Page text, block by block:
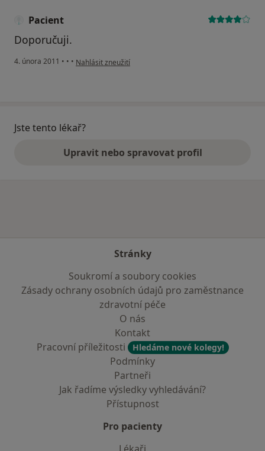
Pacient
Doporučuji.
4. února 2011 • • • podle názoru uživatele Pacient
Nahlásit zneužití
Jste tento lékař?
Upravit nebo spravovat profil
Stránky
Soukromí a soubory cookies
Zásady ochrany osobních údajů pro zaměstnance
zdravotní péče
O nás
Kontakt
Pracovní příležitosti
Hledáme nové kolegy!
Podmínky
Partneři
Jak řadíme výsledky vyhledávání?
Přístupnost
Pro pacienty